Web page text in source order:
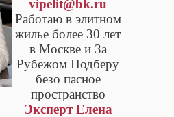
vipelit@bk.ru
Работаю в элитном
жилье более 30 лет
в Москве и За
Рубежом Подберу
безо пасное
пространство
Эксперт Елена